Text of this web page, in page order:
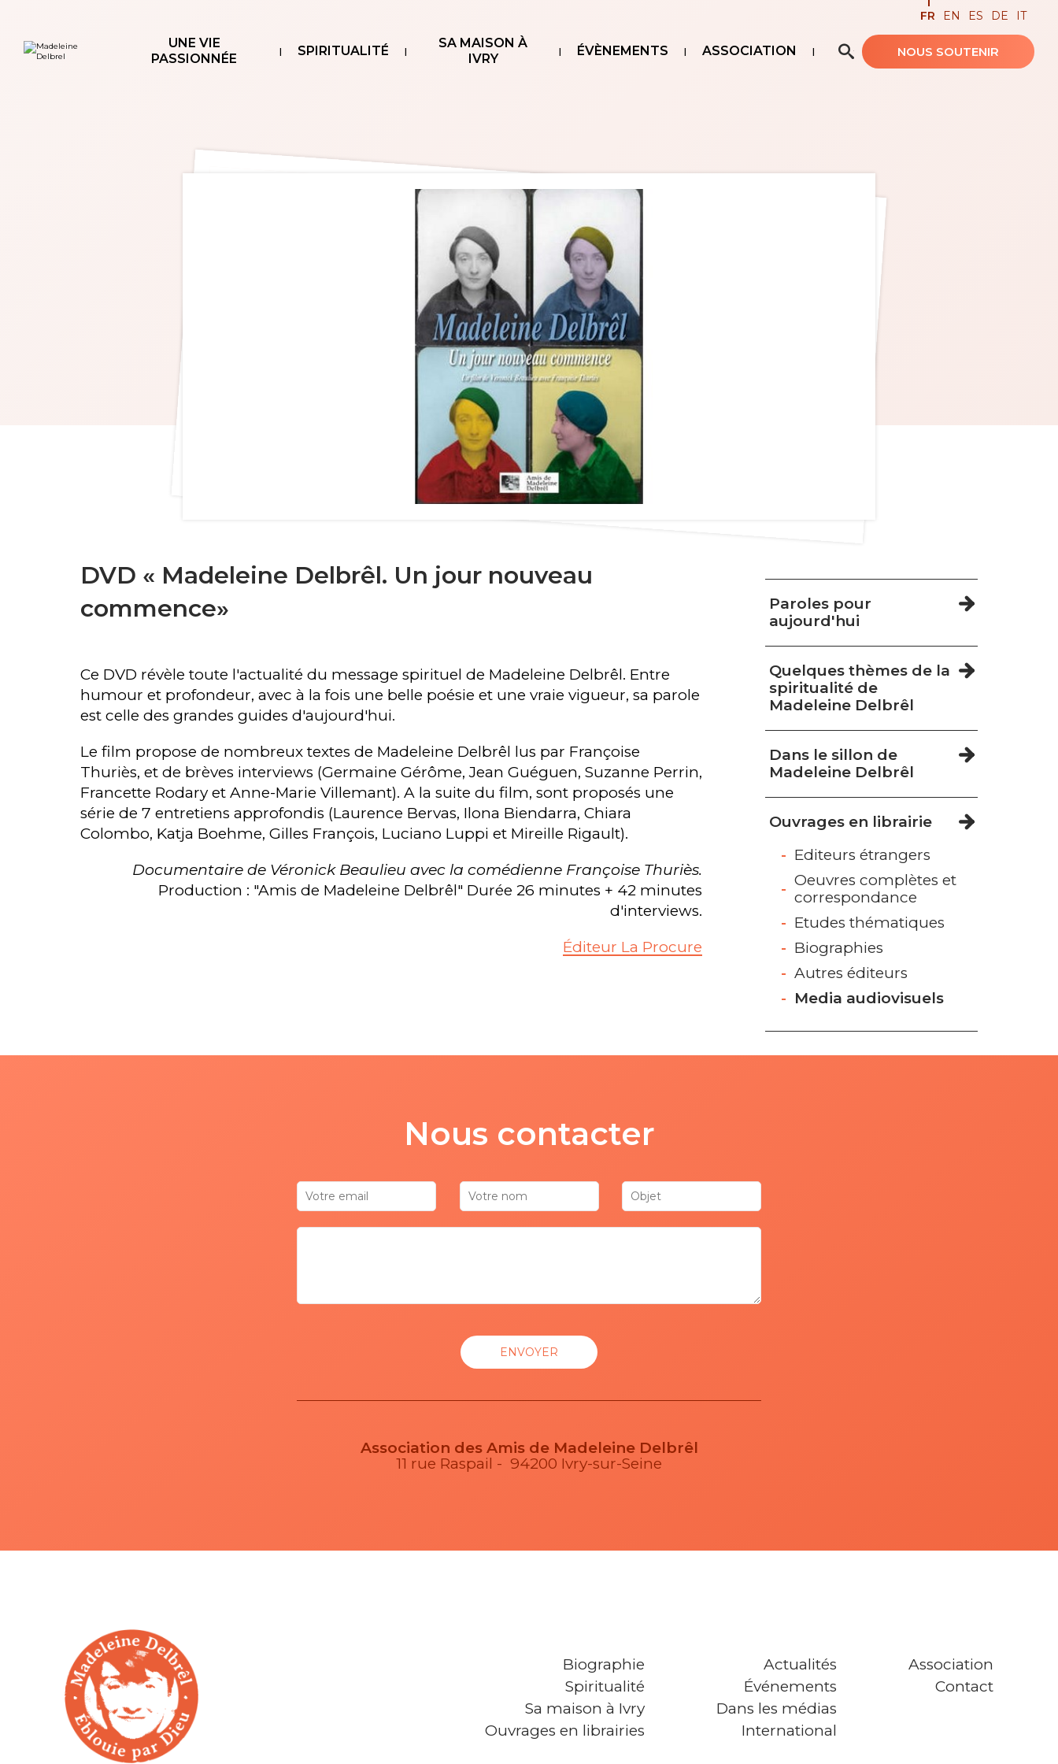
UNE VIE
PASSIONNÉE
SPIRITUALITÉ
SA MAISON À
IVRY
ÉVÈNEMENTS ASSOCIATION Recherche avancée…
FR EN ES DE IT
NOUS SOUTENIR
DVD « Madeleine Delbrêl. Un jour nouveau
commence»
Ce DVD révèle toute l'actualité du message spirituel de Madeleine Delbrêl. Entre
humour et profondeur, avec à la fois une belle poésie et une vraie vigueur, sa parole
est celle des grandes guides d'aujourd'hui.
Le film propose de nombreux textes de Madeleine Delbrêl lus par Françoise
Thuriès, et de brèves interviews (Germaine Gérôme, Jean Guéguen, Suzanne Perrin,
Francette Rodary et Anne-Marie Villemant). A la suite du film, sont proposés une
série de 7 entretiens approfondis (Laurence Bervas, Ilona Biendarra, Chiara
Colombo, Katja Boehme, Gilles François, Luciano Luppi et Mireille Rigault).
Documentaire de Véronick Beaulieu avec la comédienne Françoise Thuriès.
Production : "Amis de Madeleine Delbrêl" Durée 26 minutes + 42 minutes
d'interviews.
Éditeur La Procure
Navigation
Paroles pour
aujourd'hui
Quelques thèmes de la
spiritualité de
Madeleine Delbrêl
Dans le sillon de
Madeleine Delbrêl
Ouvrages en librairie
Editeurs étrangers
Oeuvres complètes et
correspondance
Etudes thématiques
Biographies
Autres éditeurs
Media audiovisuels
Nous contacter
Association des Amis de Madeleine Delbrêl
11 rue Raspail - 94200 Ivry-sur-Seine
Biographie
Spiritualité
Sa maison à Ivry
Ouvrages en librairies
Actualités
Événements
Dans les médias
International
Association
Contact